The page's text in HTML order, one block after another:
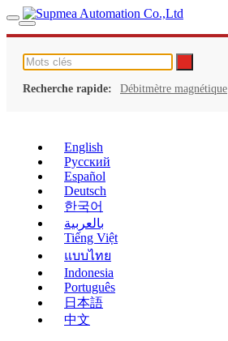
Recherche rapide: Débitmètre magnétique
English
Русский
Español
Deutsch
한국어
بالعربية
Tiếng Việt
แบบไทย
Indonesia
Português
日本語
中文